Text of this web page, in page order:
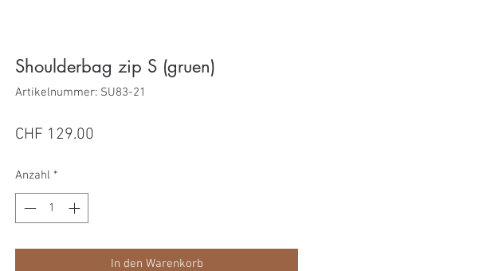
Shoulderbag zip S (gruen)
Artikelnummer: SU83-21
CHF 129.00
Anzahl *
In den Warenkorb